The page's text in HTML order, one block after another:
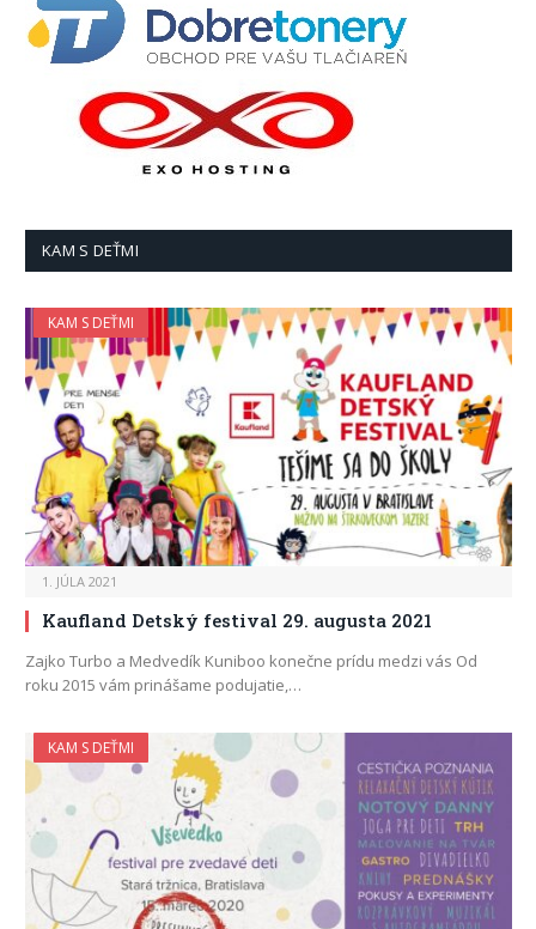
KAM S DEŤMI
KAM S DEŤMI
1. JÚLA 2021
Kaufland Detský festival 29. augusta 2021
Zajko Turbo a Medvedík Kuniboo konečne prídu medzi vás Od
roku 2015 vám prinášame podujatie,…
KAM S DEŤMI